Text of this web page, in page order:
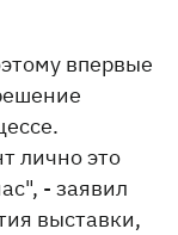
впервые
лично это
- заявил
выставки,